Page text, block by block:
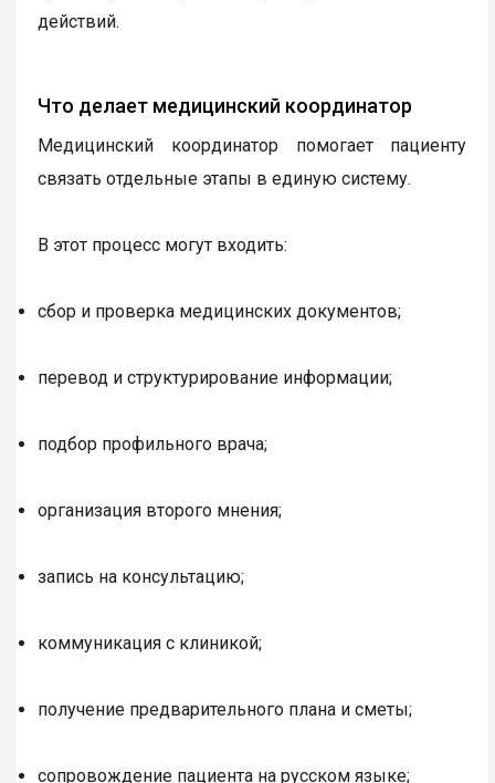
действий.
Что делает медицинский координатор
Медицинский координатор помогает пациенту
связать отдельные этапы в единую систему.
В этот процесс могут входить:
сбор и проверка медицинских документов;
перевод и структурирование информации;
подбор профильного врача;
организация второго мнения;
запись на консультацию;
коммуникация с клиникой;
получение предварительного плана и сметы;
сопровождение пациента на русском языке;